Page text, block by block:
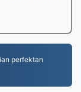
perfektan